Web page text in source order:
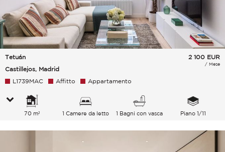
Tetuán
Castillejos, Madrid
2 100 EUR
/ Mese
L1739MAC Affitto Appartamento
70 m² 1 Camere da letto 1 Bagni con vasca Piano 1/11